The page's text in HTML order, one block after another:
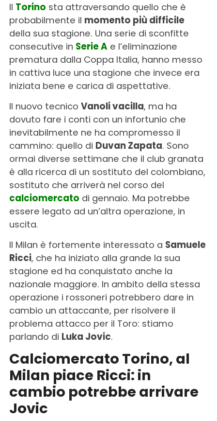
Il Torino sta attraversando quello che è
probabilmente il momento più difficile
della sua stagione. Una serie di sconfitte
consecutive in Serie A e l’eliminazione
prematura dalla Coppa Italia, hanno messo
in cattiva luce una stagione che invece era
iniziata bene e carica di aspettative.
Il nuovo tecnico Vanoli vacilla, ma ha
dovuto fare i conti con un infortunio che
inevitabilmente ne ha compromesso il
cammino: quello di Duvan Zapata. Sono
ormai diverse settimane che il club granata
è alla ricerca di un sostituto del colombiano,
sostituto che arriverà nel corso del
calciomercato di gennaio. Ma potrebbe
essere legato ad un’altra operazione, in
uscita.
Il Milan è fortemente interessato a Samuele
Ricci, che ha iniziato alla grande la sua
stagione ed ha conquistato anche la
nazionale maggiore. In ambito della stessa
operazione i rossoneri potrebbero dare in
cambio un attaccante, per risolvere il
problema attacco per il Toro: stiamo
parlando di Luka Jovic.
Calciomercato Torino, al
Milan piace Ricci: in
cambio potrebbe arrivare
Jovic